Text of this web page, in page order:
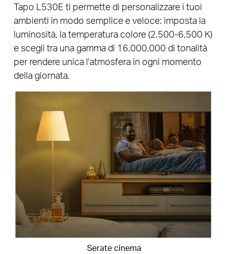
Serate cinema
Tapo L530E ti permette di personalizzare i tuoi
ambienti in modo semplice e veloce: imposta la
luminosità, la temperatura colore (2,500-6,500 K)
e scegli tra una gamma di 16,000,000 di tonalità
per rendere unica l'atmosfera in ogni momento
della giornata.